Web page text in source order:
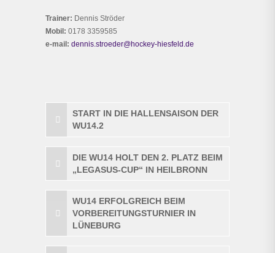
Trainer: Dennis Ströder
Mobil: 0178 3359585
e-mail: dennis.stroeder@hockey-hiesfeld.de
START IN DIE HALLENSAISON DER
WU14.2
DIE WU14 HOLT DEN 2. PLATZ BEIM
„LEGASUS-CUP“ IN HEILBRONN
WU14 ERFOLGREICH BEIM
VORBEREITUNGSTURNIER IN
LÜNEBURG